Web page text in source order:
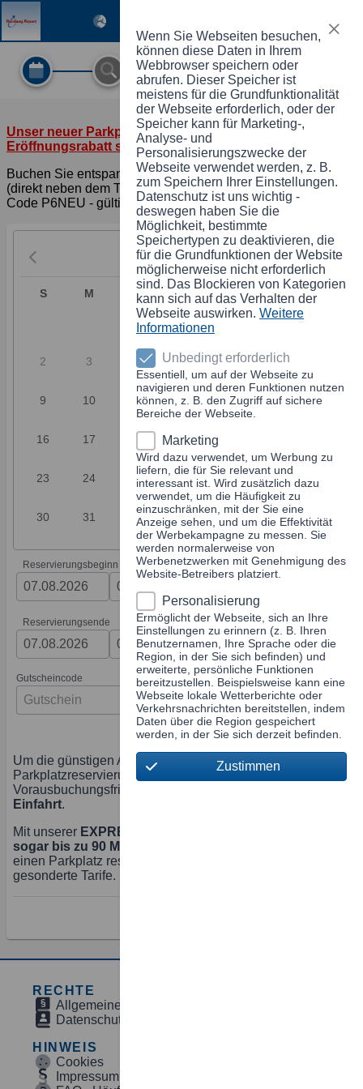
Registrieren
Unser neuer Parkplatz P6 ist da - jetzt 10 %
Eröffnungsrabatt sichern!
Buchen Sie entspannt online unseren neuen Parkplatz P6
(direkt neben dem Terminal 2) und sparen Sie 10 % mit dem
Code P6NEU - gültig bis 31.08.2026 (ab 5 Tagen).
August 2026
S M D M D F S
2 3 5 6 7
9 10 11 12 13 14 15
16 17 19
23 24 25 26 27 28
30 31
Reservierungsbeginn
Reservierungsende
Gutscheincode
Um die günstigen Angebote unserer Online-
Parkplatzreservierung zu nutzen, gilt eine
Vorausbuchungsfrist von
Einfahrt.
Mit unserer EXPRESS-Buchung
sogar bis zu 90 Minuten vor Ihrer geplanten Einfahrt
einen Parkplatz reservieren. Für diesen Service gelten
gesonderte Tarife.
RECHTE
Allgemeinen Geschäftsbedingungen
Datenschutzbestimmungen
HINWEIS
Cookies
Impressum
Wenn Sie Webseiten besuchen,
können diese Daten in Ihrem
Webbrowser speichern oder
abrufen. Dieser Speicher ist
meistens für die Grundfunktionalität
der Webseite erforderlich, oder der
Speicher kann für Marketing-,
Analyse- und
Personalisierungszwecke der
Webseite verwendet werden, z. B.
zum Speichern Ihrer Einstellungen.
Datenschutz ist uns wichtig -
deswegen haben Sie die
Möglichkeit, bestimmte
Speichertypen zu deaktivieren, die
für die Grundfunktionen der Website
möglicherweise nicht erforderlich
sind. Das Blockieren von Kategorien
kann sich auf das Verhalten der
Webseite auswirken. Weitere
Informationen
Unbedingt erforderlich
Essentiell, um auf der Webseite zu
navigieren und deren Funktionen nutzen
können, z. B. den Zugriff auf sichere
Bereiche der Webseite.
Marketing
Wird dazu verwendet, um Werbung zu
liefern, die für Sie relevant und
interessant ist. Wird zusätzlich dazu
verwendet, um die Häufigkeit zu
einzuschränken, mit der Sie eine
Anzeige sehen, und um die Effektivität
der Werbekampagne zu messen. Sie
werden normalerweise von
Werbenetzwerken mit Genehmigung des
Website-Betreibers platziert.
Personalisierung
Ermöglicht der Webseite, sich an Ihre
Einstellungen zu erinnern (z. B. Ihren
Benutzernamen, Ihre Sprache oder die
Region, in der Sie sich befinden) und
erweiterte, persönliche Funktionen
bereitzustellen. Beispielsweise kann eine
Webseite lokale Wetterberichte oder
Verkehrsnachrichten bereitstellen, indem
Daten über die Region gespeichert
werden, in der Sie sich derzeit befinden.
Zustimmen